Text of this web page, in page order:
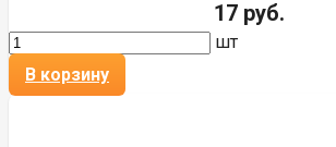
17 руб.
шт
В корзину